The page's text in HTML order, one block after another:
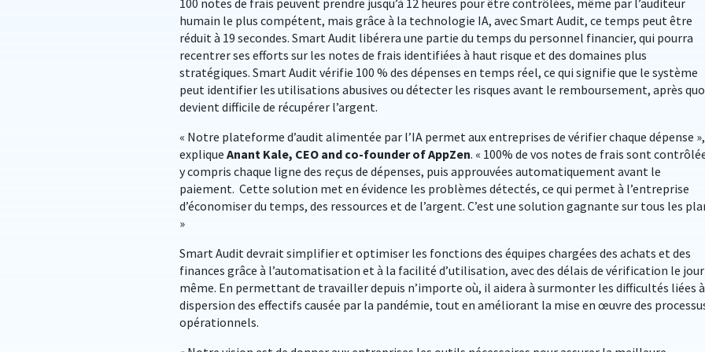
humain le plus compétent, mais grâce à la technologie IA, avec Smart Audit, ce temps peut être
réduit à 19 secondes. Smart Audit libérera une partie du temps du personnel financier, qui pourra
recentrer ses efforts sur les notes de frais identifiées à haut risque et des domaines plus
stratégiques. Smart Audit vérifie 100 % des dépenses en temps réel, ce qui signifie que le système
peut identifier les utilisations abusives ou détecter les risques avant le remboursement, après
devient difficile de récupérer l’argent.
« Notre plateforme d’audit alimentée par l’IA permet aux entreprises de vérifier chaque dépense »,
explique Anant Kale, CEO and co-founder of AppZen. « 100% de vos notes de frais sont
y compris chaque ligne des reçus de dépenses, puis approuvées automatiquement avant le
paiement. Cette solution met en évidence les problèmes détectés, ce qui permet à l’entreprise
d’économiser du temps, des ressources et de l’argent. C’est une solution gagnante sur tous les
»
Smart Audit devrait simplifier et optimiser les fonctions des équipes chargées des achats et des
finances grâce à l’automatisation et à la facilité d’utilisation, avec des délais de vérification le jour
même. En permettant de travailler depuis n’importe où, il aidera à surmonter les difficultés liées
dispersion des effectifs causée par la pandémie, tout en améliorant la mise en œuvre des
opérationnels.